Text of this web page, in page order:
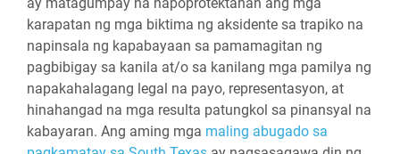
karapatan ng mga biktima ng aksidente sa trapiko na
napinsala ng kapabayaan sa pamamagitan ng
pagbibigay sa kanila at/o sa kanilang mga pamilya ng
napakahalagang legal na payo, representasyon, at
hinahangad na mga resulta patungkol sa pinansyal na
kabayaran. Ang aming mga maling abugado sa